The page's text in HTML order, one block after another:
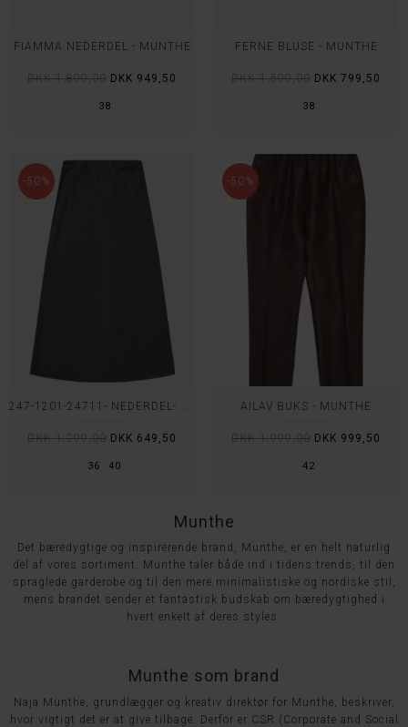
38
FIAMMA NEDERDEL - MUNTHE
DKK 1.899,00 DKK 949,50
38
FERNE BLUSE - MUNTHE
DKK 1.599,00 DKK 799,50
-50%
36 40
247-1201-24711- NEDERDEL- MUNTHE
DKK 1.299,00 DKK 649,50
-50%
42
AILAV BUKS - MUNTHE
DKK 1.999,00 DKK 999,50
Munthe
Det bæredygtige og inspirerende brand, Munthe, er en helt naturlig
del af vores sortiment. Munthe taler både ind i tidens trends, til den
spraglede garderobe og til den mere minimalistiske og nordiske stil,
mens brandet sender et fantastisk budskab om bæredygtighed i
hvert enkelt af deres styles.
Munthe som brand
Naja Munthe, grundlægger og kreativ direktør for Munthe, beskriver,
hvor vigtigt det er at give tilbage. Derfor er CSR (Corporate and Social